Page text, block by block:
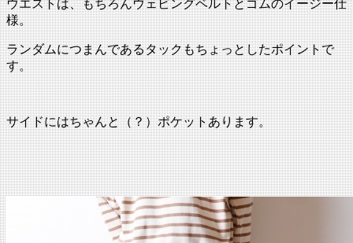
ウエストは、もちろんウェビングベルトとゴムのイージー仕
様。
ランダムにつまんであるタックもちょっとしたポイントで
す。
サイドにはちゃんと（？）ポケットあります。